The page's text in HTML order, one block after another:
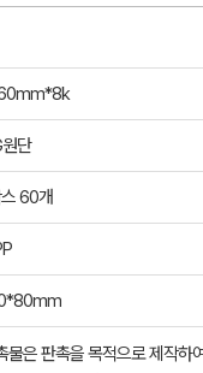
단
60개
물은 판촉을 목적으로 제작하